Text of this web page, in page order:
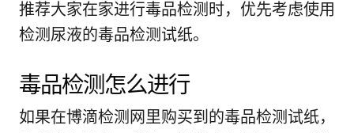
推荐大家在家进行毒品检测时，优先考虑使用
检测尿液的毒品检测试纸。
毒品检测怎么进行
如果在博滴检测网里购买到的毒品检测试纸，